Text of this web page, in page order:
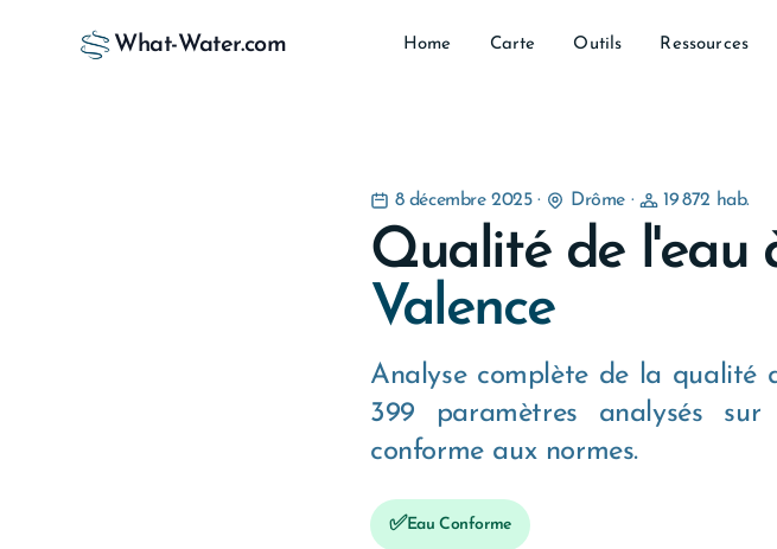
What-Water.com Home Carte Outils Ressources
8 décembre 2025· Drôme · 19 872 hab.
Qualité de l'eau
Valence
Analyse complète de la qualité
399 paramètres analysés
conforme aux normes.
✅Eau Conforme